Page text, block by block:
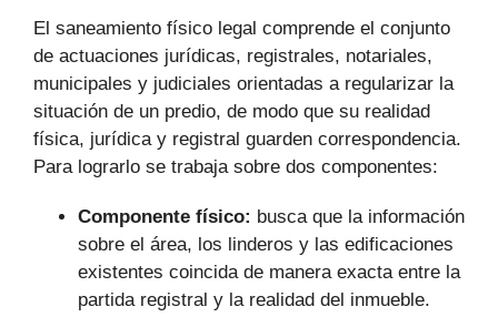
El saneamiento físico legal comprende el conjunto
de actuaciones jurídicas, registrales, notariales,
municipales y judiciales orientadas a regularizar la
situación de un predio, de modo que su realidad
física, jurídica y registral guarden correspondencia.
Para lograrlo se trabaja sobre dos componentes:
Componente físico: busca que la información
sobre el área, los linderos y las edificaciones
existentes coincida de manera exacta entre la
partida registral y la realidad del inmueble.